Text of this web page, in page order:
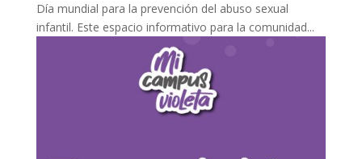
Día mundial para la prevención del abuso sexual
infantil. Este espacio informativo para la comunidad...